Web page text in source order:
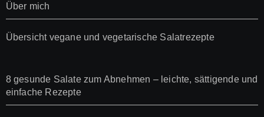
Über mich
Übersicht vegane und vegetarische Salatrezepte
8 gesunde Salate zum Abnehmen – leichte, sättigende und
einfache Rezepte